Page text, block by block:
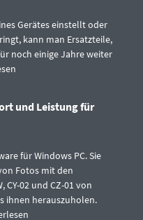
Gerätes einstellt oder
kann man Ersatzteile,
noch einige Jahre weiter
und Leistung für
für Windows PC. Sie
Fotos mit den
CY-02 und CZ-01 von
ihnen herauszuholen.